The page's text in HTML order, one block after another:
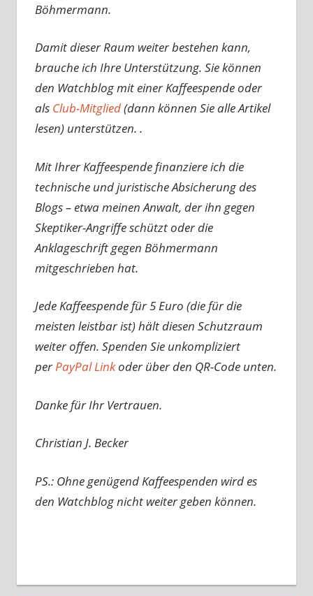
Böhmermann.
Damit dieser Raum weiter bestehen kann,
brauche ich Ihre Unterstützung. Sie können
den Watchblog mit einer Kaffeespende oder
als Club-Mitglied(dann können Sie alle Artikel
lesen) unterstützen. .
Mit Ihrer Kaffeespende finanziere ich die
technische und juristische Absicherung des
Blogs – etwa meinen Anwalt, der ihn gegen
Skeptiker-Angriffe schützt oder die
Anklageschrift gegen Böhmermann
mitgeschrieben hat.
Jede Kaffeespende für 5 Euro (die für die
meisten leistbar ist) hält diesen Schutzraum
weiter offen. Spenden Sie unkompliziert
perPayPal Linkoder über den QR-Code unten.
Danke für Ihr Vertrauen.
Christian J. Becker
PS.: Ohne genügend Kaffeespenden wird es
den Watchblog nicht weiter geben können.